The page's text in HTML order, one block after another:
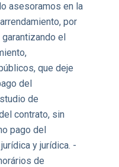
asesoramos en la
por
el
que deje
del
de
contrato, sin
pago del
y jurídica. -
de